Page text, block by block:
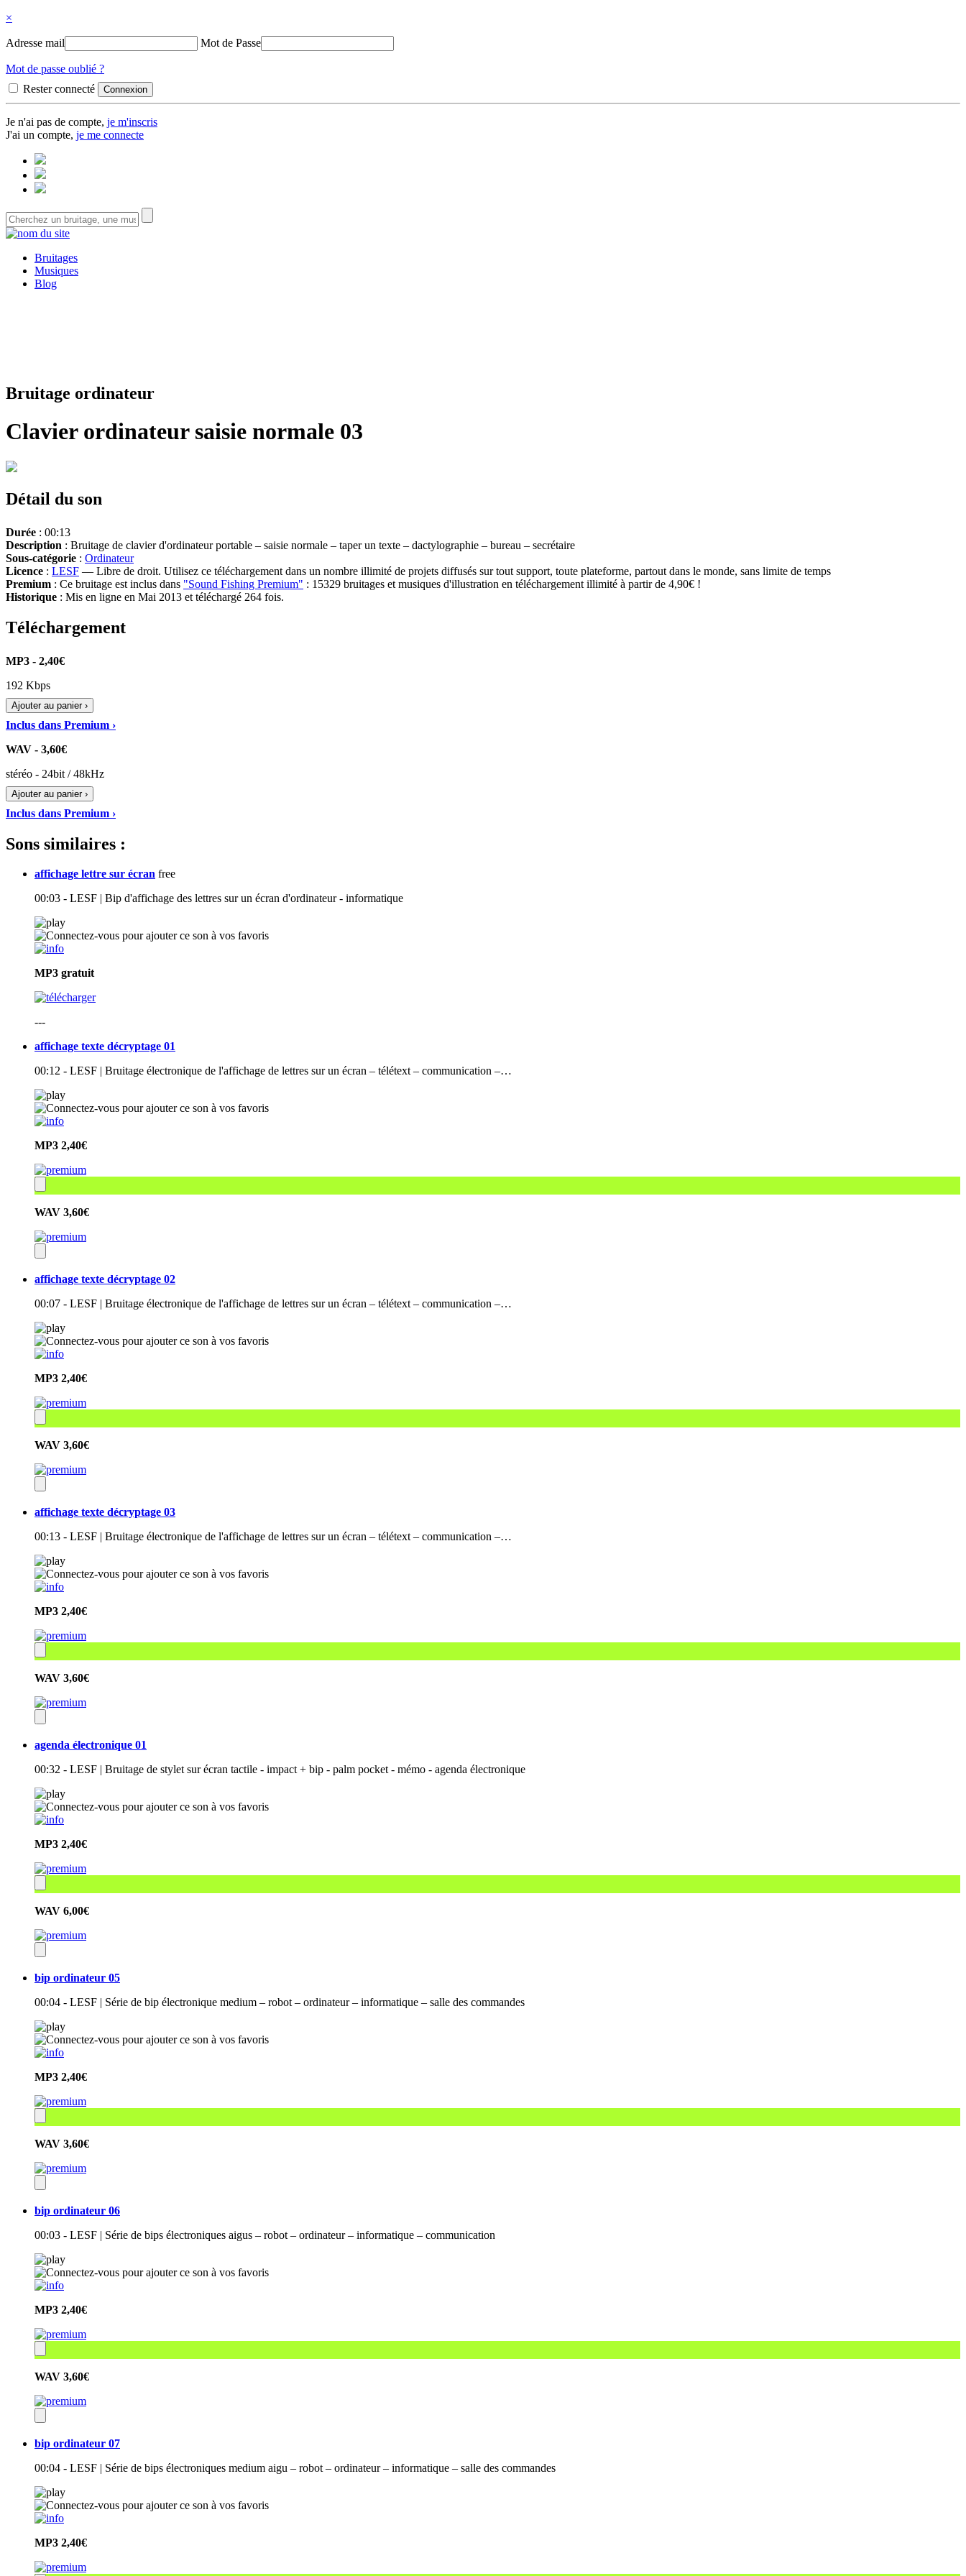
×
Adresse mail Mot de Passe
Mot de passe oublié ?
Rester connecté
Je n'ai pas de compte, je m'inscris
J'ai un compte, je me connecte
Bruitages
Musiques
Blog
Bruitage ordinateur
Clavier ordinateur saisie normale 03
Détail du son
Durée : 00:13
Description : Bruitage de clavier d'ordinateur portable – saisie normale – taper un texte – dactylographie – bureau – secrétaire
Sous-catégorie : Ordinateur
Licence : LESF — Libre de droit. Utilisez ce téléchargement dans un nombre illimité de projets diffusés sur tout support, toute plateforme, partout dans le monde, sans limite de temps
Premium : Ce bruitage est inclus dans "Sound Fishing Premium" : 15329 bruitages et musiques d'illustration en téléchargement illimité à partir de 4,90€ !
Historique : Mis en ligne en Mai 2013 et téléchargé 264 fois.
Téléchargement
MP3 - 2,40€
192 Kbps
Ajouter au panier ›
Inclus dans Premium ›
WAV - 3,60€
stéréo - 24bit / 48kHz
Ajouter au panier ›
Inclus dans Premium ›
Sons similaires :
affichage lettre sur écran free
00:03 - LESF | Bip d'affichage des lettres sur un écran d'ordinateur - informatique
MP3 gratuit
---
affichage texte décryptage 01
00:12 - LESF | Bruitage électronique de l'affichage de lettres sur un écran – télétext – communication –…
MP3 2,40€
WAV 3,60€
affichage texte décryptage 02
00:07 - LESF | Bruitage électronique de l'affichage de lettres sur un écran – télétext – communication –…
MP3 2,40€
WAV 3,60€
affichage texte décryptage 03
00:13 - LESF | Bruitage électronique de l'affichage de lettres sur un écran – télétext – communication –…
MP3 2,40€
WAV 3,60€
agenda électronique 01
00:32 - LESF | Bruitage de stylet sur écran tactile - impact + bip - palm pocket - mémo - agenda électronique
MP3 2,40€
WAV 6,00€
bip ordinateur 05
00:04 - LESF | Série de bip électronique medium – robot – ordinateur – informatique – salle des commandes
MP3 2,40€
WAV 3,60€
bip ordinateur 06
00:03 - LESF | Série de bips électroniques aigus – robot – ordinateur – informatique – communication
MP3 2,40€
WAV 3,60€
bip ordinateur 07
00:04 - LESF | Série de bips électroniques medium aigu – robot – ordinateur – informatique – salle des commandes
MP3 2,40€